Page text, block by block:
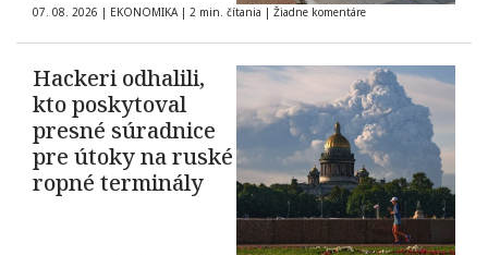
07. 08. 2026 | EKONOMIKA | 2 min. čítania | Žiadne komentáre
Hackeri odhalili,
kto poskytoval
presné súradnice
pre útoky na ruské
ropné terminály